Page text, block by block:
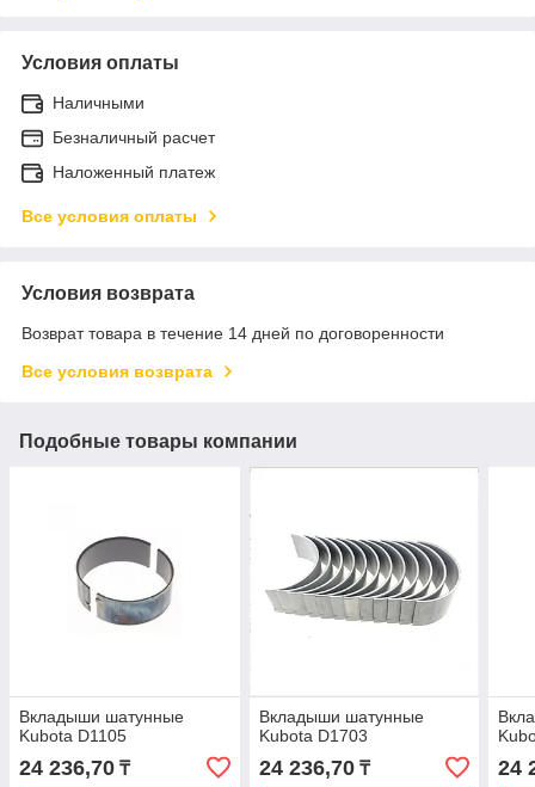
Условия оплаты
Наличными
Безналичный расчет
Наложенный платеж
Все условия оплаты
Условия возврата
Возврат товара в течение 14 дней по договоренности
Все условия возврата
Подобные товары компании
Вкладыши шатунные
Kubota D1105
24 236,70 ₸
Вкладыши шатунные
Kubota D1703
24 236,70₸ 24